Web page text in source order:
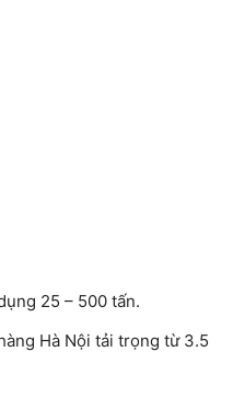
25 – 500 tấn.
Hà Nội tải trọng từ 3.5